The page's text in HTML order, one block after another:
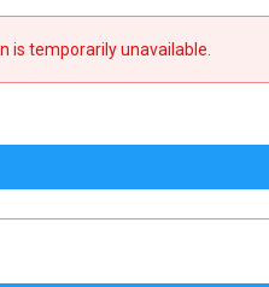
is temporarily unavailable.